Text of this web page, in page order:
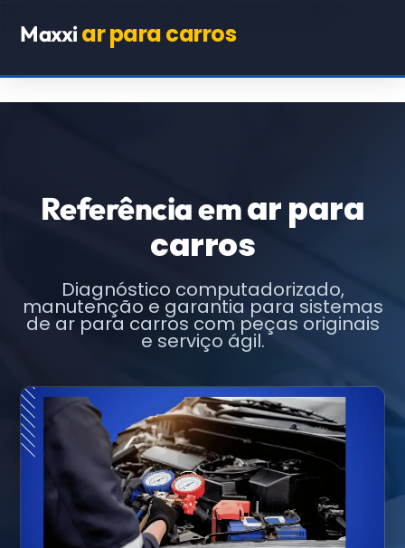
TROCANDO APENAS OS TEXTOS E URLs INDICADOS)
Maxxi ar para carros
Referência emar para
carros
Diagnóstico computadorizado,
manutenção e garantia para sistemas
de ar para carros com peças originais
e serviço ágil.